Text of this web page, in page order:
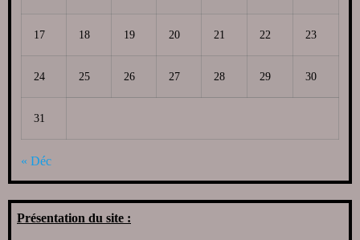
17 18 19 20 21 22 23
24 25 26 27 28 29 30
31
« Déc
Présentation du site :